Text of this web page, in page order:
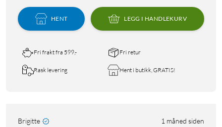
HENT LEGG I HANDLEKURV
Fri frakt fra 599,- Fri retur
Rask levering Hent i butikk, GRATIS!
Brigitte 1 måned siden